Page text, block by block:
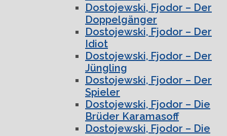
Dostojewski, Fjodor – Der
Doppelgänger
Dostojewski, Fjodor – Der
Idiot
Dostojewski, Fjodor – Der
Jüngling
Dostojewski, Fjodor – Der
Spieler
Dostojewski, Fjodor – Die
Brüder Karamasoff
Dostojewski, Fjodor – Die